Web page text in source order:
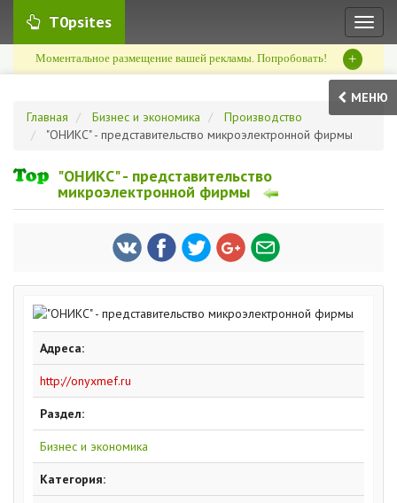
T0psites
Моментальное размещение вашей рекламы. Попробовать! +
МЕНЮ
Главная
Бизнес и экономика
Производство
"ОНИКС" - представительство микроэлектронной фирмы
"ОНИКС" - представительство
микроэлектронной фирмы
Адреса:
http://onyxmef.ru
Раздел:
Бизнес и экономика
Категория: